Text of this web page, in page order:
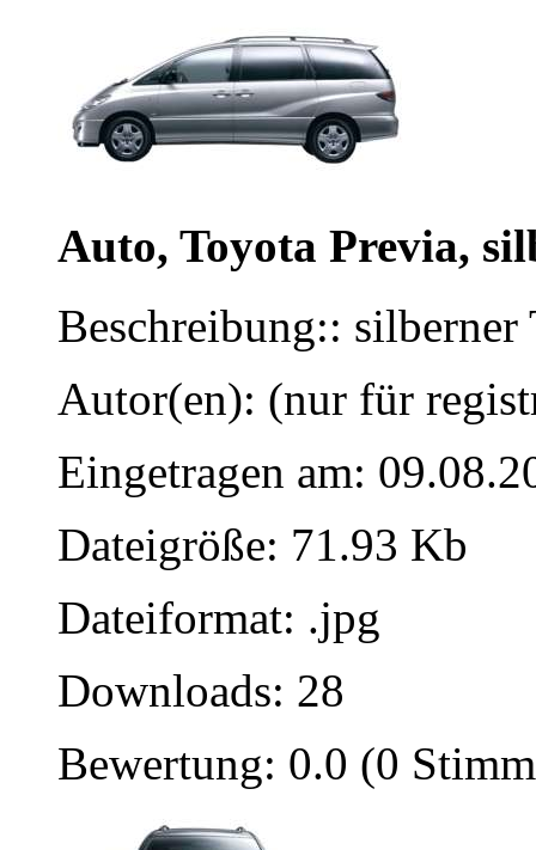
Auto, Toyota Previa,
Beschreibung:: silberner
Autor(en): (nur für
Eingetragen am:
Dateigröße: 71.93 Kb
Dateiformat: .jpg
Downloads: 28
Bewertung: 0.0 (0